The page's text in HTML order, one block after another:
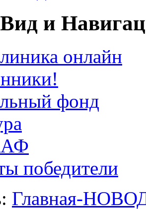
и
онлайн
фонд
победители
Главная-